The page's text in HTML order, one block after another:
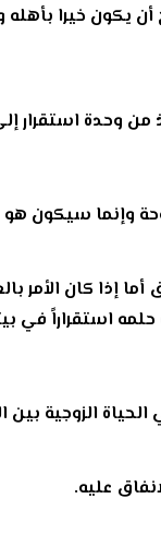
يكون خيرا
وحدة استقرار
وإنما
إذا كان الأمر
استقراراً في
الزوجية
عليه.